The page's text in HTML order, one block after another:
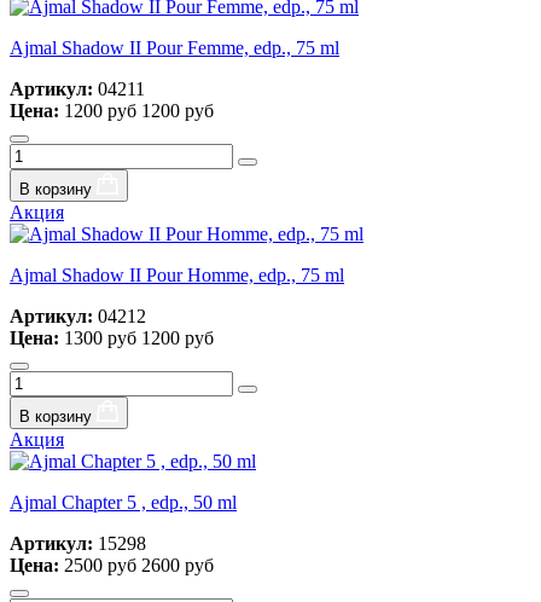
Ajmal Shadow II Pour Femme, edp., 75 ml
Артикул: 04211
Цена: 1200 руб 1200 руб
В корзину
Акция
Ajmal Shadow II Pour Homme, edp., 75 ml
Артикул: 04212
Цена: 1300 руб 1200 руб
В корзину
Акция
Ajmal Chapter 5 , edp., 50 ml
Артикул: 15298
Цена: 2500 руб 2600 руб